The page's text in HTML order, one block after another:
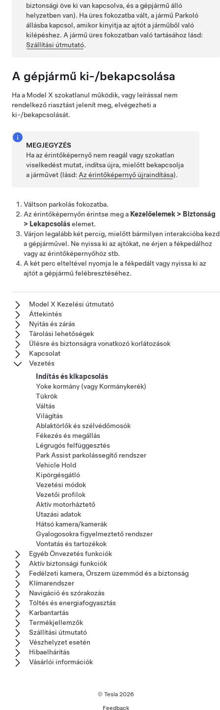
biztonsági öve ki van kapcsolva, és a gépjármű álló
helyzetben van). Ha üres fokozatba vált, a jármű Parkoló
állásba kapcsol, amikor kinyitja az ajtót a járműből való
kilépéshez. A jármű üres fokozatban való tartásához lásd:
Szállítási útmutató.
A gépjármű ki-/bekapcsolása
Ha a Model X szokatlanul működik, vagy leírással nem
rendelkező riasztást jelenít meg, elvégezheti a
ki-/bekapcsolását.
MEGJEGYZÉS
Ha az érintőképernyő nem reagál vagy szokatlan
viselkedést mutat, indítsa újra, mielőtt bekapcsolja
a járművet (lásd: Az érintőképernyő újraindítása).
Váltson parkolás fokozatba.
Az érintőképernyőn érintse meg a Kezelőelemek > Biztonság
> Lekapcsoláselemet.
Várjon legalább két percig, mielőtt bármilyen interakcióba kezd
a gépjárművel. Ne nyissa ki az ajtókat, ne érjen a fékpedálhoz
vagy az érintőképernyőhöz stb.
A két perc elteltével nyomja le a fékpedált vagy nyissa ki az
ajtót a gépjármű felébresztéséhez.
Model X Kezelési útmutató
Áttekintés
Nyitás és zárás
Tárolási lehetőségek
Ülésre és biztonságra vonatkozó korlátozások
Kapcsolat
Vezetés
Indítás és kikapcsolás
Yoke kormány (vagy Kormánykerék)
Tükrök
Váltás
Világítás
Ablaktörlők és szélvédőmosók
Fékezés és megállás
Légrugós felfüggesztés
Park Assist parkolássegítő rendszer
Vehicle Hold
Kipörgésgátló
Vezetési módok
Vezetői profilok
Aktív motorháztető
Utazási adatok
Hátsó kamera/kamerák
Gyalogosokra figyelmeztető rendszer
Vontatás és tartozékok
Egyéb Önvezetés funkciók
Aktív biztonsági funkciók
Fedélzeti kamera, Őrszem üzemmód és a biztonság
Klímarendszer
Navigáció és szórakozás
Töltés és energiafogyasztás
Karbantartás
Termékjellemzők
Szállítási útmutató
Vészhelyzet esetén
Hibaelhárítás
Vásárlói információk
© Tesla 2026
Feedback